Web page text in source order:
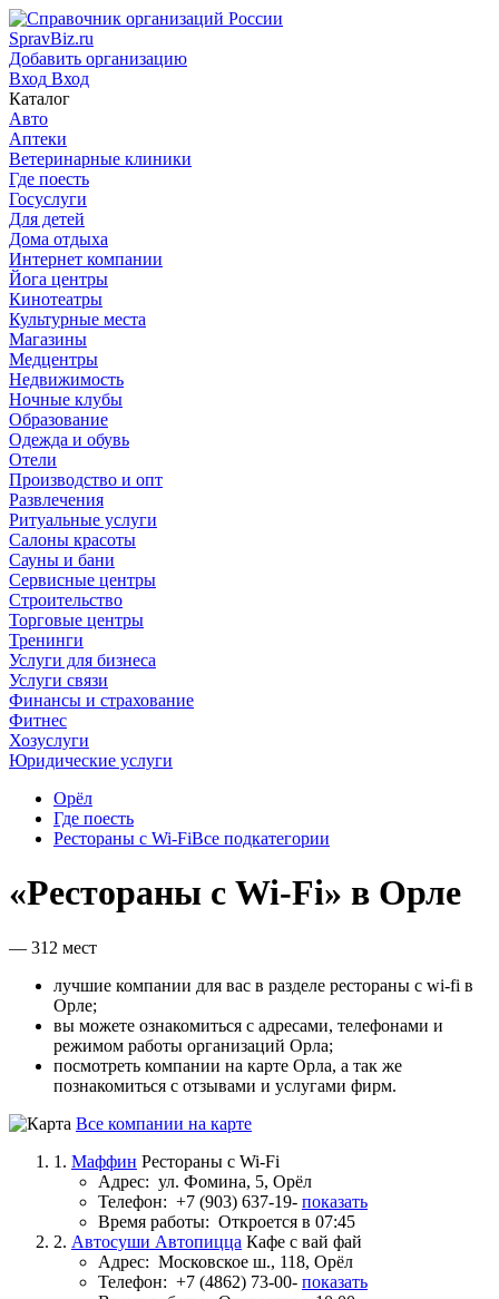
SpravBiz.ru
Добавить организацию
Вход Вход
Каталог
Авто
Аптеки
Ветеринарные клиники
Где поесть
Госуслуги
Для детей
Дома отдыха
Интернет компании
Йога центры
Кинотеатры
Культурные места
Магазины
Медцентры
Недвижимость
Ночные клубы
Образование
Одежда и обувь
Отели
Производство и опт
Развлечения
Ритуальные услуги
Салоны красоты
Сауны и бани
Сервисные центры
Строительство
Торговые центры
Тренинги
Услуги для бизнеса
Услуги связи
Финансы и страхование
Фитнес
Хозуслуги
Юридические услуги
Орёл
Где поесть
Рестораны с Wi-FiВсе подкатегории
«Рестораны с Wi-Fi» в Орле
— 312 мест
лучшие компании для вас в разделе рестораны с wi-fi в
Орле;
вы можете ознакомиться с адресами, телефонами и
режимом работы организаций Орла;
посмотреть компании на карте Орла, а так же
познакомиться с отзывами и услугами фирм.
Все компании на карте
1. Маффин Рестораны с Wi-Fi
Адрес: ул. Фомина, 5, Орёл
Телефон: +7 (903) 637-19- показать
Время работы: Откроется в 07:45
2. Автосуши Автопицца Кафе с вай фай
Адрес: Московское ш., 118, Орёл
Телефон: +7 (4862) 73-00- показать